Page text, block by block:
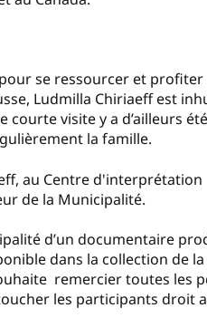
se ressourcer et profiter
Ludmilla Chiriaeff est
visite y a d’ailleurs
la famille.
au Centre d'interprétation
de la Municipalité.
d’un documentaire
dans la collection de la
remercier toutes les
les participants droit